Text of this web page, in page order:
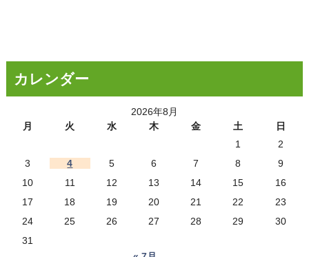
カレンダー
2026年8月
月
火 水 木 金 土
日
1
2
3
4 5 6 7 8
9
10
11 12 13 14 15
16
17
18 19 20 21 22
23
24
25 26 27 28 29
30
31